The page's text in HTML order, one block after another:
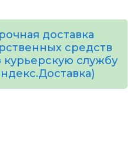
доставка
средств
курьерскую службу